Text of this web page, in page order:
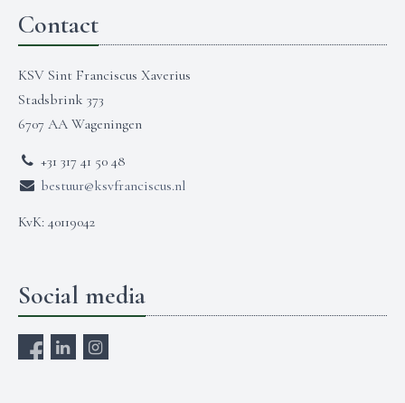
Contact
KSV Sint Franciscus Xaverius
Stadsbrink 373
6707 AA Wageningen
+31 317 41 50 48
bestuur@ksvfranciscus.nl
KvK: 40119042
Social media